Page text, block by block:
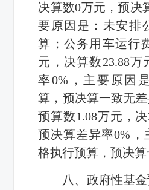
决算数0万元，预决
要原因是：未安排
算；公务用车运行
元，决算数23.88万
率0%，主要原因
算，预决算一致无
预算数1.08万元，决
预决算差异率0%，
格执行预算，预决算
八、政府性基